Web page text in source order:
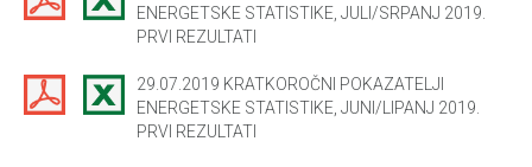
ENERGETSKE STATISTIKE, JULI/SRPANJ 2019.
PRVI REZULTATI
29.07.2019 KRATKOROČNI POKAZATELJI
ENERGETSKE STATISTIKE, JUNI/LIPANJ 2019.
PRVI REZULTATI